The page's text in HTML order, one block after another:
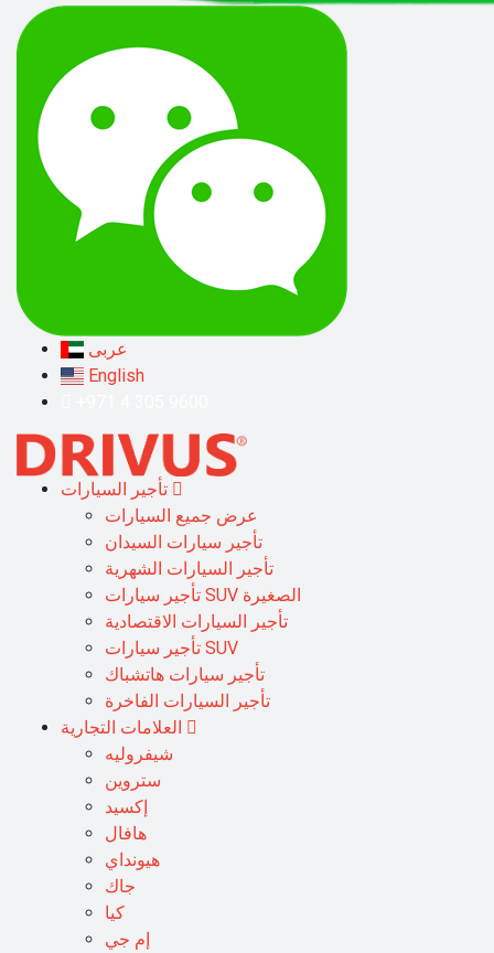
عربى
English
عرض جميع السيارات
تأجير سيارات السيدان
تأجير السيارات الشهرية
تأجير سيارات SUV الصغيرة
تأجير السيارات الاقتصادية
تأجير سيارات SUV
تأجير سيارات هاتشباك
تأجير السيارات الفاخرة
شيفروليه
ستروين
إكسيد
هافال
هيونداي
جاك
كيا
إم جي